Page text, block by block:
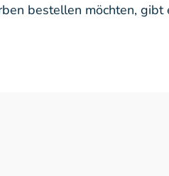
bestellen möchten, gibt